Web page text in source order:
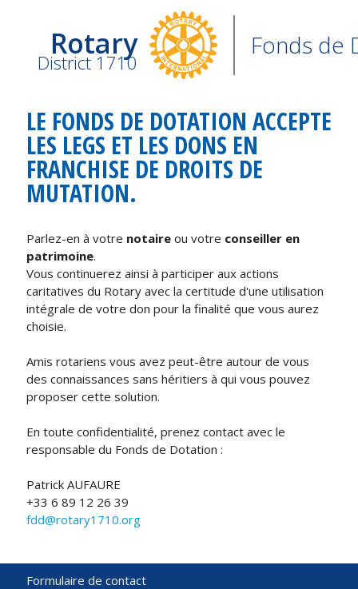
Rotary
District 1710
Fonds de
LE FONDS DE DOTATION ACCEPTE
LES LEGS ET LES DONS EN
FRANCHISE DE DROITS DE
MUTATION.
Parlez-en à votre notaireou votre conseiller en
patrimoine.
Vous continuerez ainsi à participer aux actions
caritatives du Rotary avec la certitude d'une utilisation
intégrale de votre don pour la finalité que vous aurez
choisie.
Amis rotariens vous avez peut-être autour de vous
des connaissances sans héritiers à qui vous pouvez
proposer cette solution.
En toute confidentialité, prenez contact avec le
responsable du Fonds de Dotation :
Patrick AUFAURE
+33 6 89 12 26 39
fdd@rotary1710.org
Formulaire de contact